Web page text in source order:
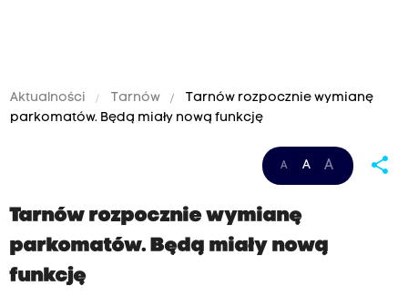
Aktualności Tarnów
Tarnów rozpocznie wymianę
parkomatów. Będą miały nową funkcję
A A A share
Tarnów rozpocznie wymianę
parkomatów. Będą miały nową
funkcję